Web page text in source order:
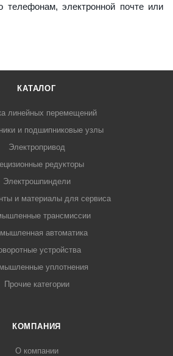
телефонам, электронной почте или
КАТАЛОГ
линейных перемещений
и подшипниковые узлы
Электропривод
редукторы
Электрошпиндели
и материалы для сервиса
трансмиссии
автоматика
устройства
уплотнения
Прочие категории
КОМПАНИЯ
О компании